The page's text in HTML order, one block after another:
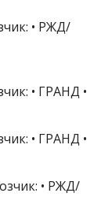
• РЖД/
• ГРАНД •
• ГРАНД •
• РЖД/